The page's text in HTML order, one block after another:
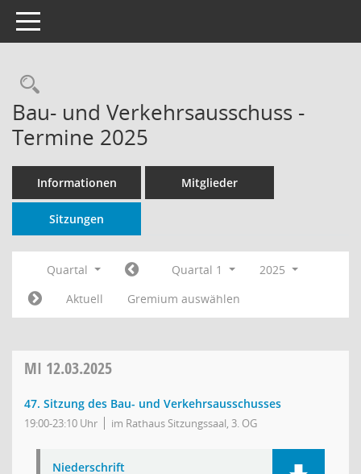
Toggle navigation
Rechercheauswahl
Bau- und Verkehrsausschuss -
Termine 2025
Informationen Mitglieder
Sitzungen
Quartal Quartal 1
2025
Aktuell
Gremium auswählen
MI 12.03.2025
47. Sitzung des Bau- und Verkehrsausschusses
19:00-23:10 Uhr im Rathaus Sitzungssaal, 3. OG
Niederschrift